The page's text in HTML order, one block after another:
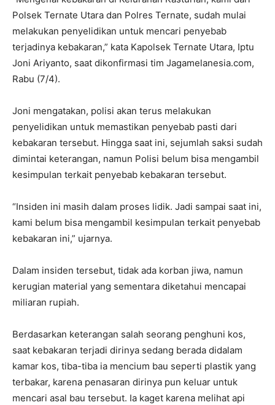
Polsek Ternate Utara dan Polres Ternate, sudah mulai
melakukan penyelidikan untuk mencari penyebab
terjadinya kebakaran,” kata Kapolsek Ternate Utara, Iptu
Joni Ariyanto, saat dikonfirmasi tim Jagamelanesia.com,
Rabu (7/4).
Joni mengatakan, polisi akan terus melakukan
penyelidikan untuk memastikan penyebab pasti dari
kebakaran tersebut. Hingga saat ini, sejumlah saksi sudah
dimintai keterangan, namun Polisi belum bisa mengambil
kesimpulan terkait penyebab kebakaran tersebut.
“Insiden ini masih dalam proses lidik. Jadi sampai saat ini,
kami belum bisa mengambil kesimpulan terkait penyebab
kebakaran ini,” ujarnya.
Dalam insiden tersebut, tidak ada korban jiwa, namun
kerugian material yang sementara diketahui mencapai
miliaran rupiah.
Berdasarkan keterangan salah seorang penghuni kos,
saat kebakaran terjadi dirinya sedang berada didalam
kamar kos, tiba-tiba ia mencium bau seperti plastik yang
terbakar, karena penasaran dirinya pun keluar untuk
mencari asal bau tersebut. Ia kaget karena melihat api